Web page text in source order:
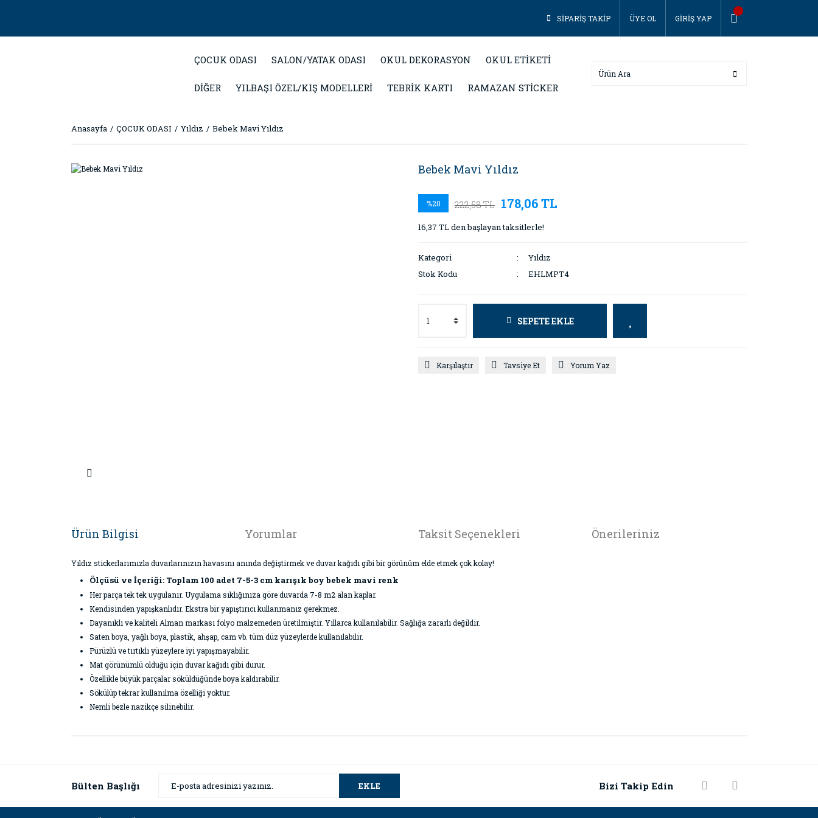
SİPARİŞ TAKİP ÜYE OL GİRİŞ YAP
ÇOCUK ODASI SALON/YATAK ODASI OKUL DEKORASYON OKUL ETİKETİ
DİĞER YILBAŞI ÖZEL/KIŞ MODELLERİ TEBRİK KARTI RAMAZAN STİCKER
Anasayfa ÇOCUK ODASI Yıldız Bebek Mavi Yıldız
Bebek Mavi Yıldız
%20 222,58 TL 178,06 TL
16,37 TL den başlayan taksitlerle!
Kategori
Yıldız
Stok Kodu
EHLMPT4
SEPETE EKLE
Karşılaştır Tavsiye Et Yorum Yaz
Ürün Bilgisi Yorumlar Taksit Seçenekleri Önerileriniz
Yıldız stickerlarımızla duvarlarınızın havasını anında değiştirmek ve duvar kağıdı gibi bir görünüm elde etmek çok kolay!
Ölçüsü ve İçeriği: Toplam 100 adet 7-5-3 cm karışık boy bebek mavi renk
Her parça tek tek uygulanır. Uygulama sıklığınıza göre duvarda 7-8 m2 alan kaplar.
Kendisinden yapışkanlıdır. Ekstra bir yapıştırıcı kullanmanız gerekmez.
Dayanıklı ve kaliteli Alman markası folyo malzemeden üretilmiştir. Yıllarca kullanılabilir. Sağlığa zararlı değildir.
Saten boya, yağlı boya, plastik, ahşap, cam vb. tüm düz yüzeylerde kullanılabilir.
Pürüzlü ve tırtıklı yüzeylere iyi yapışmayabilir.
Mat görünümlü olduğu için duvar kağıdı gibi durur.
Özellikle büyük parçalar söküldüğünde boya kaldırabilir.
Sökülüp tekrar kullanılma özelliği yoktur.
Nemli bezle nazikçe silinebilir.
Ürün resmi kalitesiz, bozuk veya görüntülenemiyor.
Bülten Başlığı EKLE Bizi Takip Edin